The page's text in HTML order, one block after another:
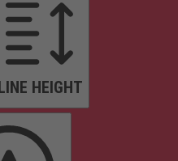
LINE HEIGHT